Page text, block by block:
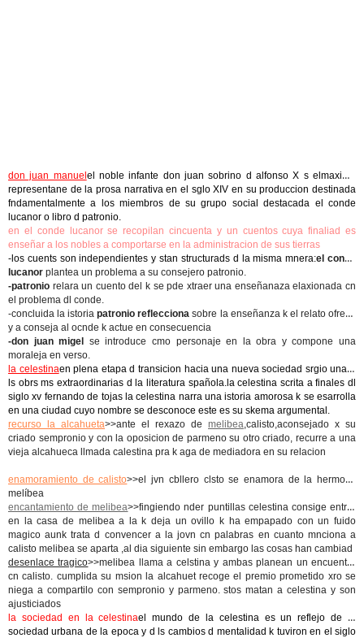
don juan manuel el noble infante don juan sobrino d alfonso X s elmaximo
representane de la prosa narrativa en el sglo XIV en su produccion destinada
fndamentalmente a los miembros de su grupo social destacada el conde
lucanor o libro d patronio.
en el conde lucanor se recopilan cincuenta y un cuentos cuya finaliad es
enseñar a los nobles a comportarse en la administracion de sus tierras
-los cuents son independientes y stan structurads d la misma mnera:el conde
lucanor plantea un problema a su consejero patronio.
-patronio relara un cuento del k se pde xtraer una enseñanaza elaxionada cn
el problema dl conde.
-concluida la istoriapatronio refleccionasobre la enseñanza k el relato ofrece
y a conseja al ocnde k actue en consecuencia
-don juan migel se introduce cmo personaje en la obra y compone una
moraleja en verso.
la celestinaen plena etapa d transicion hacia una nueva sociedad srgio una d
ls obrs ms extraordinarias d la literatura spañola.la celestina scrita a finales dl
siglo xv fernando de tojas la celestina narra una istoria amorosa k se esarrolla
en una ciudad cuyo nombre se desconoce este es su skema argumental.
recurso la alcahueta>>ante el rexazo de melibea,calisto,aconsejado x su
criado sempronio y con la oposicion de parmeno su otro criado, recurre a una
vieja alcahueca llmada calestina pra k aga de mediadora en su relacion
enamoramiento de calisto>>el jvn cbllero clsto se enamora de la hermosa
melíbea
encantamiento de melibea>>fingiendo nder puntillas celestina consige entrar
en la casa de melibea a la k deja un ovillo k ha empapado con un fuido
magico aunk trata d convencer a la jovn cn palabras en cuanto mnciona a
calisto melibea se aparta ,al dia siguiente sin embargo las cosas han cambiad
desenlace tragico>>melibea llama a celstina y ambas planean un encuentro
cn calisto. cumplida su msion la alcahuet recoge el premio prometido xro se
niega a compartilo con sempronio y parmeno. stos matan a celestina y son
ajusticiados
la sociedad en la celestinael mundo de la celestina es un reflejo de la
sociedad urbana de la epoca y d ls cambios d mentalidad k tuviron en el siglo